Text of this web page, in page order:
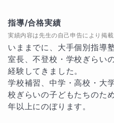
①学習指導だけに留まらな
ト”
「不登校の生徒のための授
「勉強の遅れを取り戻す」
す。
しかし、不登校によって大
た子どもたちは、「そもそ
指導/合格実績
実績内容は先生の自己申告により掲
いままでに、大手個別指導
室長、不登校・学校ぎらい
経験してきました。
学校補習、中学・高校・大
校ぎらいの子どもたちのた
年以上にのぼります。